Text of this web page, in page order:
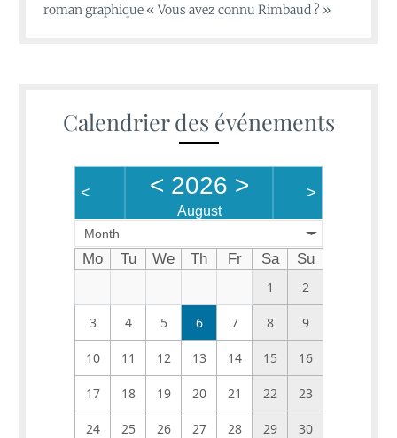
roman graphique « Vous avez connu Rimbaud ? »
Calendrier des événements
< < 2026 >
August
>
Month
Mo Tu We Th Fr Sa
Su
1
2
3 4 5 6 7 8 9
10 11 12 13 14 15 16
17 18 19 20 21 22 23
24 25 26 27 28 29 30